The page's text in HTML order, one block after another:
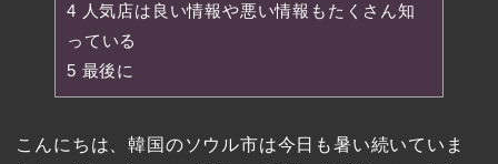
4 人気店は良い情報や悪い情報もたくさん知
っている
5 最後に
こんにちは、韓国のソウル市は今日も暑い続いていま